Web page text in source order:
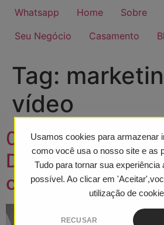
Usamos cookies para armazenar
como você usa o nosso site e as
Tudo para tornar sua experiência
possível. Ao clicar em
utilização de
RECUSAR
Whatsapp Home Sobre
Seu Negócio
Casamento
Tag:
vídeo
05 Motivos Para
Destacar da
com um Vídeo